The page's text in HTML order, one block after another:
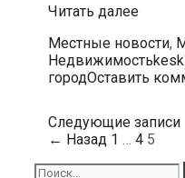
Читать далееВы
еще
Рубрики
Местные новости,
Недвижимость
городОставить
Навигация
по
Следующие записи
← Назад 1 … 4 5
Поиск